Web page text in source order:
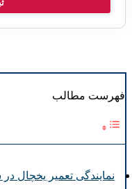
فهرست مطالب
نمایندگی تعمیر یخچال در